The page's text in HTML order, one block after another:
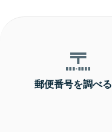
郵便番号を調べる